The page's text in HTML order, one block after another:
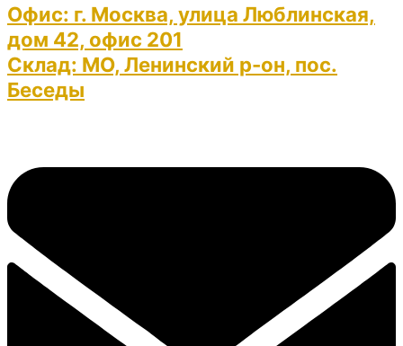
Офис: г. Москва, улица Люблинская,
дом 42, офис 201
Склад: МО, Ленинский р-он, пос.
Беседы